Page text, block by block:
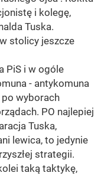
i kolegę,
Tuska.
stolicy jeszcze
PiS i w ogóle
- antykomuna
po wyborach
PO najlepiej
Tuska,
lewica, to jedynie
strategii.
taką taktykę,